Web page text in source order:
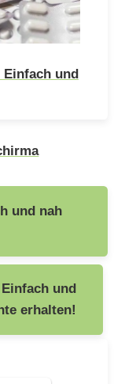
und
und nah
und
erhalten!